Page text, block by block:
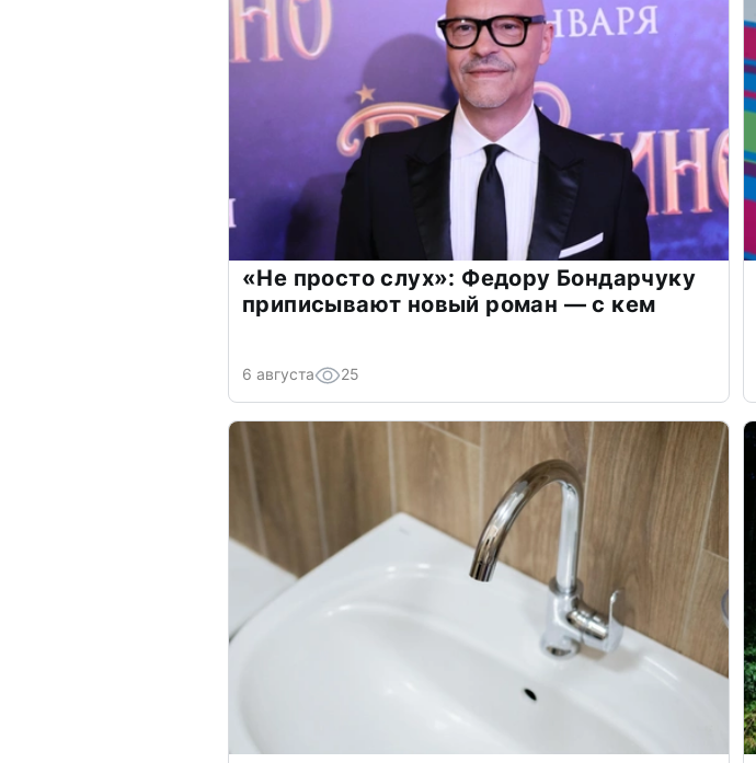
«Не просто слух»: Федору Бондарчуку
приписывают новый роман — с кем
6 августа 25